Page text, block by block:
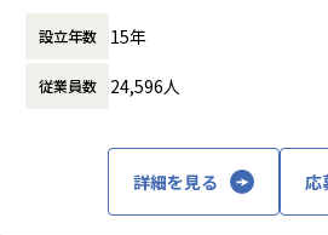
IT開発関連業務
プロダクト開発を続けています。
開発組織の文化としては、開発ブログ
カケハシのエンジニアとして得られる
・社会貢献性: 医療という社会課題の解
テクノプロデザインのエンジニアで最
経験・スキルにより、PL、PMとして活
【業務内容事例】
・AWS・GCPを利用したクラウド移行
・Windows AD⇒Azure ADへの移行業
に渡ります。いわゆる技
働く場所に関わらない事
用いた研究開発などを行
設立年数 15年
従業員数 24,596人
詳細を見る 応